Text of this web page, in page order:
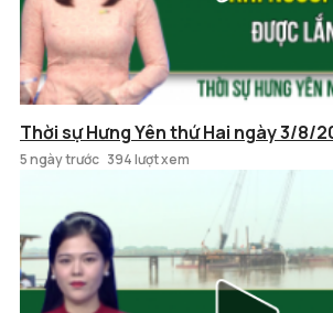
Thời sự Hưng Yên thứ Hai ngày 3/8/
5 ngày trước 394 lượt xem